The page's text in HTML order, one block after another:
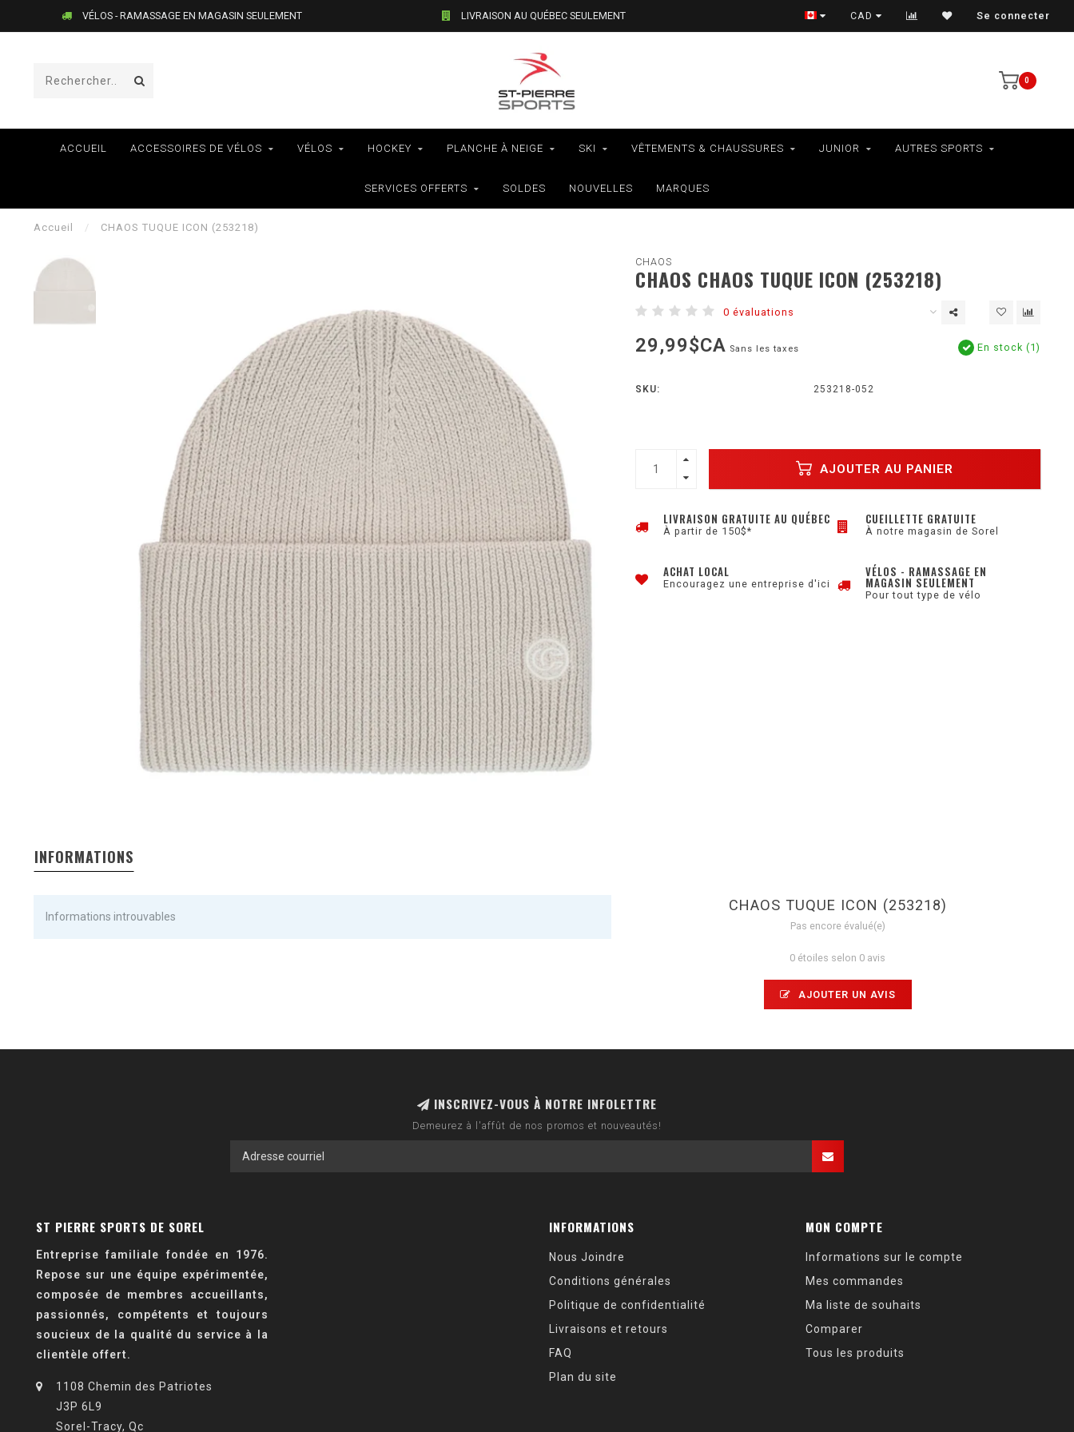
VÉLOS - RAMASSAGE EN MAGASIN SEULEMENT LIVRAISON AU QUÉBEC SEULEMENT VÉLOS - RAMASSAGE EN MAGASIN SEULEMENT
CAD Se connecter
0
ACCUEIL ACCESSOIRES DE VÉLOS VÉLOS HOCKEY PLANCHE À NEIGE SKI VÊTEMENTS & CHAUSSURES JUNIOR AUTRES SPORTS
SERVICES OFFERTS SOLDES NOUVELLES MARQUES
Accueil / CHAOS TUQUE ICON (253218)
CHAOS
CHAOS CHAOS TUQUE ICON (253218)
0 évaluations
29,99$CA Sans les taxes En stock (1)
SKU: 253218-052
AJOUTER AU PANIER
LIVRAISON GRATUITE AU QUÉBEC
À partir de 150$*
CUEILLETTE GRATUITE
À notre magasin de Sorel
ACHAT LOCAL
Encouragez une entreprise d'ici
VÉLOS - RAMASSAGE EN
MAGASIN SEULEMENT
Pour tout type de vélo
INFORMATIONS
Informations introuvables
CHAOS TUQUE ICON (253218)
Pas encore évalué(e)
0 étoiles selon 0 avis
AJOUTER UN AVIS
INSCRIVEZ-VOUS À NOTRE INFOLETTRE
Demeurez à l'affût de nos promos et nouveautés!
ST PIERRE SPORTS DE SOREL
Entreprise familiale fondée en 1976.
Repose sur une équipe expérimentée,
composée de membres accueillants,
passionnés, compétents et toujours
soucieux de la qualité du service à la
clientèle offert.
1108 Chemin des Patriotes
J3P 6L9
Sorel-Tracy, Qc
INFORMATIONS
Nous Joindre
Conditions générales
Politique de confidentialité
Livraisons et retours
FAQ
Plan du site
MON COMPTE
Informations sur le compte
Mes commandes
Ma liste de souhaits
Comparer
Tous les produits